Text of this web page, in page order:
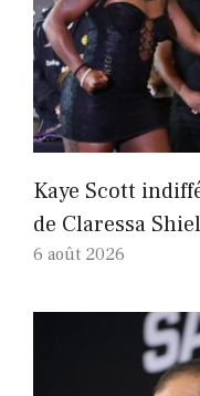
Kaye Scott
de Claressa
6 août 2026